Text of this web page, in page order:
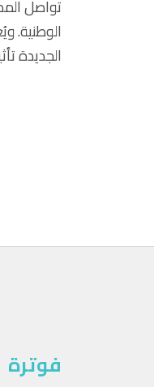
تواصل
الوطنية.
الجديدة
فوترة